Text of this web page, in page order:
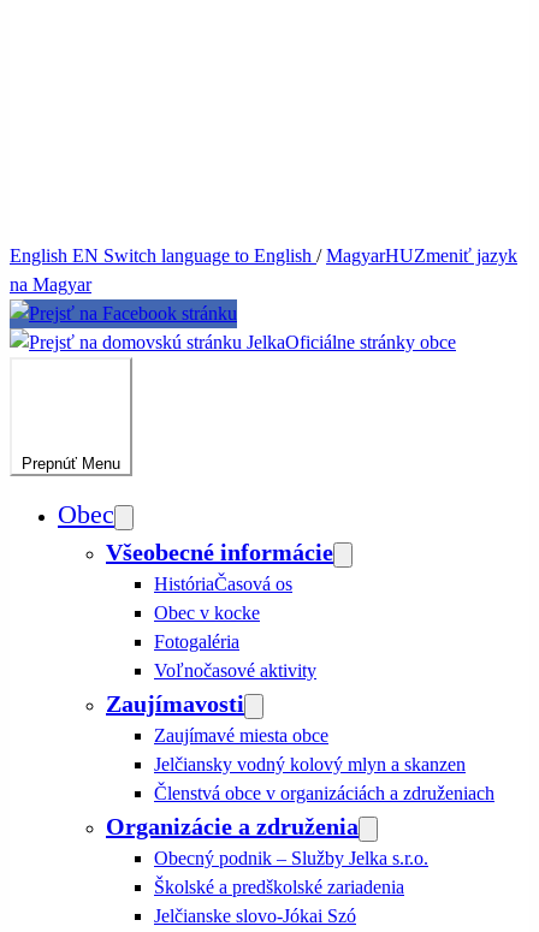
English EN Switch language to English /MagyarHUZmeniť jazyk
na Magyar
JelkaOficiálne stránky obce
Prepnúť Menu
Obec
Všeobecné informácie
HistóriaČasová os
Obec v kocke
Fotogaléria
Voľnočasové aktivity
Zaujímavosti
Zaujímavé miesta obce
Jelčiansky vodný kolový mlyn a skanzen
Členstvá obce v organizáciách a združeniach
Organizácie a združenia
Obecný podnik – Služby Jelka s.r.o.
Školské a predškolské zariadenia
Jelčianske slovo-Jókai Szó